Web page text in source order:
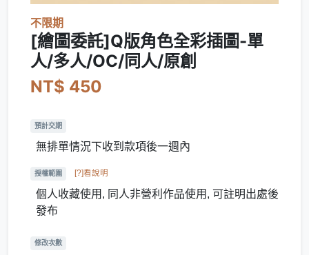
不限期
[繪圖委託]Q版角色全彩插圖-單
人/多人/OC/同人/原創
NT$ 450
預計交期
無排單情況下收到款項後一週內
授權範圍 [?]看說明
個人收藏使用, 同人非營利作品使用, 可註明出處後
發布
修改次數